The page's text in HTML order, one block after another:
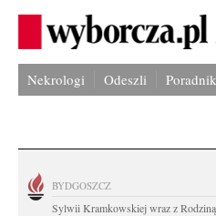
Nekrologi Odeszli
BYDGOSZCZ
Sylwii Kramkowskiej wraz z